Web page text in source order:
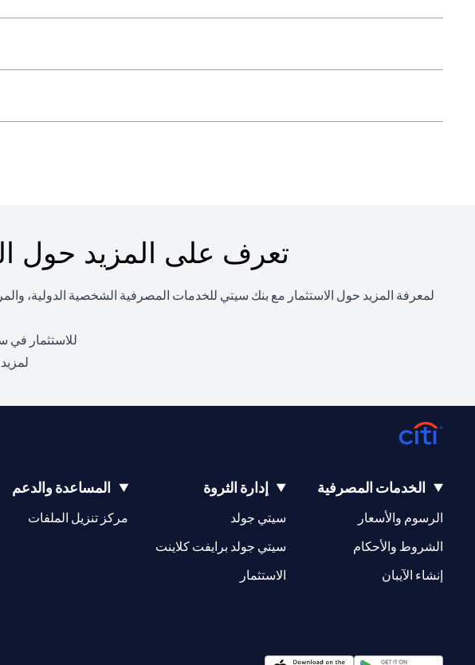
تعرف على المزيد حول
لمعرفة المزيد حول الاستثمار مع بنك سيتي للخدمات المصرفية الشخصية الدولية،
للاستثمار في
الخدمات المصرفية
الرسوم والأسعار
الشروط والأحكام
إنشاء الآيبان
إدارة الثروة
سيتي جولد
سيتي جولد برايفت كلاينت
الاستثمار
المساعدة والدعم
مركز تنزيل الملفات